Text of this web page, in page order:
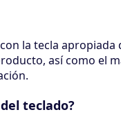
la tecla
así como el
teclado?